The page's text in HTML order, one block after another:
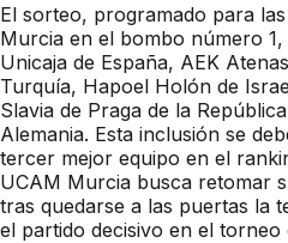
El sorteo, programado para
Murcia en el bombo número
Unicaja de España, AEK
Turquía, Hapoel Holón de
Slavia de Praga de la
Alemania. Esta inclusión se
tercer mejor equipo en el
UCAM Murcia busca retomar
tras quedarse a las puertas la
el partido decisivo en el torneo